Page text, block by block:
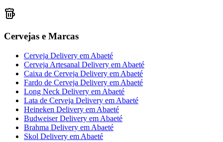
Cervejas e Marcas
Cerveja Delivery em Abaeté
Cerveja Artesanal Delivery em Abaeté
Caixa de Cerveja Delivery em Abaeté
Fardo de Cerveja Delivery em Abaeté
Long Neck Delivery em Abaeté
Lata de Cerveja Delivery em Abaeté
Heineken Delivery em Abaeté
Budweiser Delivery em Abaeté
Brahma Delivery em Abaeté
Skol Delivery em Abaeté